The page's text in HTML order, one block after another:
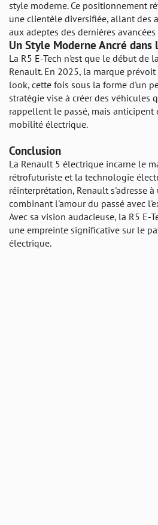
style moderne. Ce positionnement
une clientèle diversifiée, allant des
aux adeptes des dernières
Un Style Moderne Ancré
La R5 E-Tech n'est que le début de
Renault. En 2025, la marque
look, cette fois sous la forme d'un
stratégie vise à créer des véhicules
rappellent le passé, mais
mobilité électrique.
Conclusion
La Renault 5 électrique incarne le
rétrofuturiste et la technologie
réinterprétation, Renault s'adresse
combinant l'amour du passé avec
Avec sa vision audacieuse, la R5 E-
une empreinte significative sur le
électrique.